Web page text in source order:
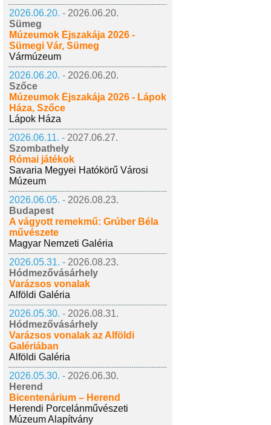
2026.06.20. - 2026.06.20.
Sümeg
Múzeumok Éjszakája 2026 -
Sümegi Vár, Sümeg
Vármúzeum
2026.06.20. - 2026.06.20.
Szőce
Múzeumok Éjszakája 2026 - Lápok
Háza, Szőce
Lápok Háza
2026.06.11. - 2027.06.27.
Szombathely
Római játékok
Savaria Megyei Hatókörű Városi
Múzeum
2026.06.05. - 2026.08.23.
Budapest
A vágyott remekmű: Grúber Béla
művészete
Magyar Nemzeti Galéria
2026.05.31. - 2026.08.23.
Hódmezővásárhely
Varázsos vonalak
Alföldi Galéria
2026.05.30. - 2026.08.31.
Hódmezővásárhely
Varázsos vonalak az Alföldi
Galériában
Alföldi Galéria
2026.05.30. - 2026.06.30.
Herend
Bicentenárium – Herend
Herendi Porcelánművészeti
Múzeum Alapítvány